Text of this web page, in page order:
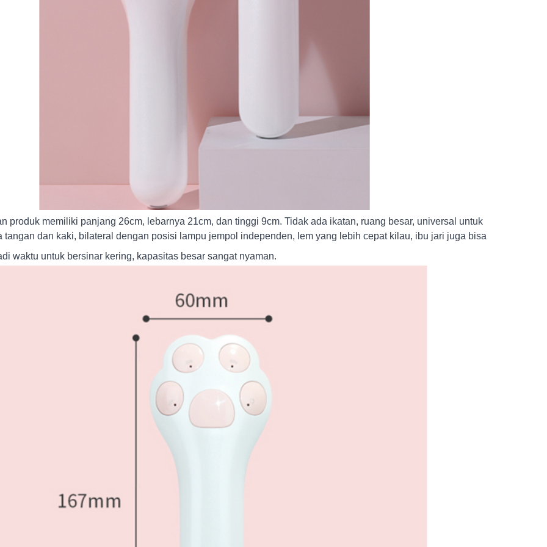
produk memiliki panjang 26cm, lebarnya 21cm, dan tinggi 9cm. Tidak ada ikatan, ruang besar, universal untuk
tangan dan kaki, bilateral dengan posisi lampu jempol independen, lem yang lebih cepat kilau, ibu jari juga bisa
waktu untuk bersinar kering, kapasitas besar sangat nyaman.